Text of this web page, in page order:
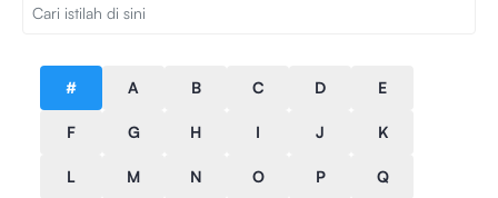
# A B C D E
F G H I J K
L M N O P Q